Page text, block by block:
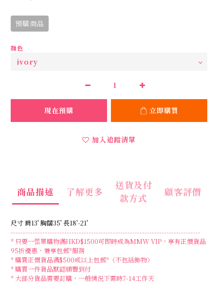
預購商品
顏色
現在預購 立即購買
加入追蹤清單
商品描述 了解更多
送貨及付
款方式
顧客評價
尺寸 肩13' 胸闊35' 長18'-21'
------------------------------------------------------------------------------
* 只要一張單購物滿HKD$1500可即時成為MMW VIP，享有正價貨品
95折優惠，兼享包郵*服務
* 購買正價貨品滿$500或以上包郵*（不包括飾物）
* 購買一件貨品默認順豐到付
* 大部分貨品需要訂購，一般情況下需時7-14工作天